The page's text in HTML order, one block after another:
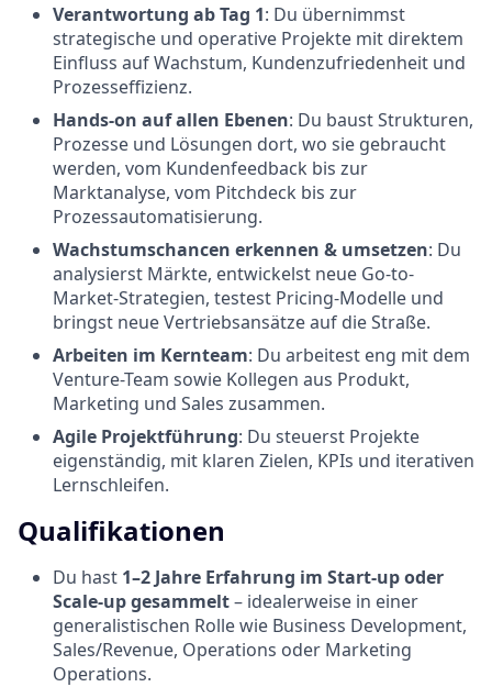
Verantwortung ab Tag 1: Du übernimmst
strategische und operative Projekte mit direktem
Einfluss auf Wachstum, Kundenzufriedenheit und
Prozesseffizienz.
Hands-on auf allen Ebenen: Du baust Strukturen,
Prozesse und Lösungen dort, wo sie gebraucht
werden, vom Kundenfeedback bis zur
Marktanalyse, vom Pitchdeck bis zur
Prozessautomatisierung.
Wachstumschancen erkennen & umsetzen: Du
analysierst Märkte, entwickelst neue Go-to-
Market-Strategien, testest Pricing-Modelle und
bringst neue Vertriebsansätze auf die Straße.
Arbeiten im Kernteam: Du arbeitest eng mit dem
Venture-Team sowie Kollegen aus Produkt,
Marketing und Sales zusammen.
Agile Projektführung: Du steuerst Projekte
eigenständig, mit klaren Zielen, KPIs und iterativen
Lernschleifen.
Qualifikationen
Du hast 1–2 Jahre Erfahrung im Start-up oder
Scale-up gesammelt– idealerweise in einer
generalistischen Rolle wie Business Development,
Sales/Revenue, Operations oder Marketing
Operations.